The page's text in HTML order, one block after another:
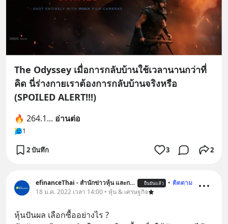
The Odyssey เมื่อการกลับบ้านใช้เวลานานกว่าที่
คิด นี่ร่างกายเราต้องการกลับบ้านจริงหรือ
(SPOILED ALERT!!!)
🔥 264.1... อ่านต่อ
1
2 บันทึก 3 2
efinanceThai - สำนักข่าวหุ้น และการลงทุน ยืนยันแล้ว • ติดตาม
18 ม.ค. 2022 เวลา 14:00 • หุ้น & เศรษฐกิจ
หุ้นปันผล เลือกซื้ออย่างไร ?